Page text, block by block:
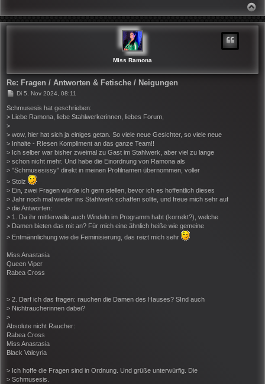
C
Miss Ramona
Re: Fragen / Antworten & Fetische / Neigungen
B
i
t
r
g
Di 5. Nov 2024, 08:11
Schmusesis hat geschrieben:
> Liebe Ramona, liebe Stahlwerkerinnen, liebes Forum,
>
> wow, hier hat sich ja einiges getan. So viele neue Gesichter, so viele neue
> Inhalte - RIesen Kompliment an das ganze Team!!
> Ich selber war bisher zweimal zu Gast im Stahlwerk, aber viel zu lange
> schon nicht mehr. Und habe die Einordnung von Ramona als
> "Schmusesissy" direkt in meinen Profilnamen übernommen, voller
> Stolz
> Ein, zwei Fragen würde ich gern stellen, bevor ich es hoffentlich dieses
> Jahr noch mal wieder ins Stahlwerk schaffen sollte, und freue mich sehr auf
> die Antworten:
> 1. Da ihr mittlerweile auch Windeln im Programm habt (korrekt?), welche
> Damen bieten das mit an? Für mich eine ähnlich heiße wie gemeine
> Entmännlichung wie die Feminisierung, das reizt mich sehr
Miss Anastasia
Queen Viper
Rabea Cross
> 2. Darf ich das fragen: rauchen die Damen des Hauses? SInd auch
> Nichtraucherinnen dabei?
>
Absolute nicht Raucher:
Rabea Cross
Miss Anastasia
Black Valcyria
> Ich hoffe die Fragen sind in Ordnung. Und grüße unterwürfig. Die
> Schmusesis.